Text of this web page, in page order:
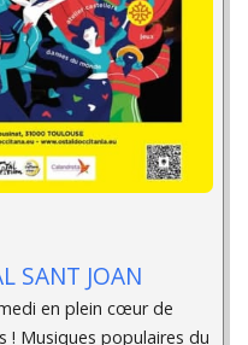
SANT JOAN
en plein cœur de
! Musiques populaires du